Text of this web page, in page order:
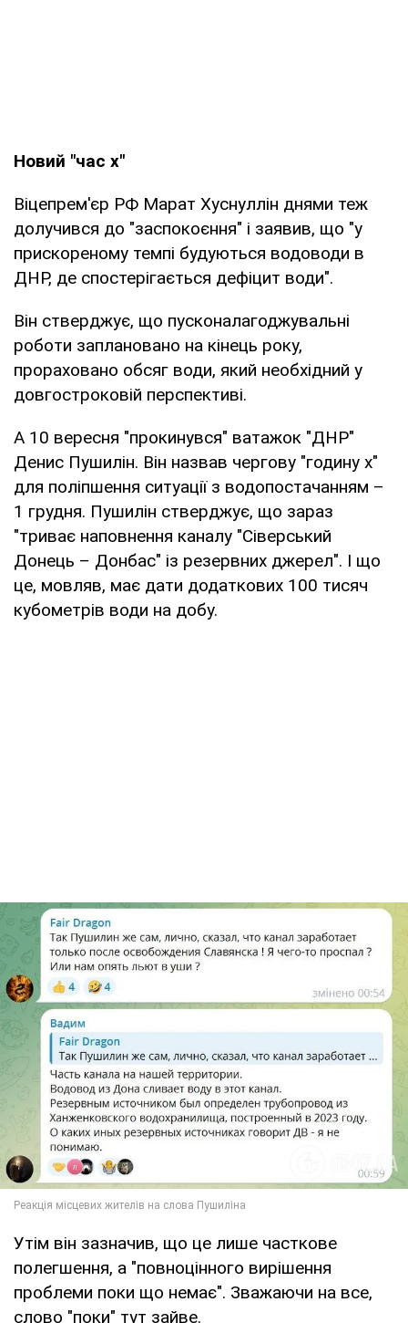
Новий "час х"
Віцепрем'єр РФ Марат Хуснуллін днями теж
долучився до "заспокоєння" і заявив, що "у
прискореному темпі будуються водоводи в
ДНР, де спостерігається дефіцит води".
Він стверджує, що пусконалагоджувальні
роботи заплановано на кінець року,
прораховано обсяг води, який необхідний у
довгостроковій перспективі.
А 10 вересня "прокинувся" ватажок "ДНР"
Денис Пушилін. Він назвав чергову "годину х"
для поліпшення ситуації з водопостачанням –
1 грудня. Пушилін стверджує, що зараз
"триває наповнення каналу "Сіверський
Донець – Донбас" із резервних джерел". І що
це, мовляв, має дати додаткових 100 тисяч
кубометрів води на добу.
Утім він зазначив, що це лише часткове
полегшення, а "повноцінного вирішення
проблеми поки що немає". Зважаючи на все,
слово "поки" тут зайве.